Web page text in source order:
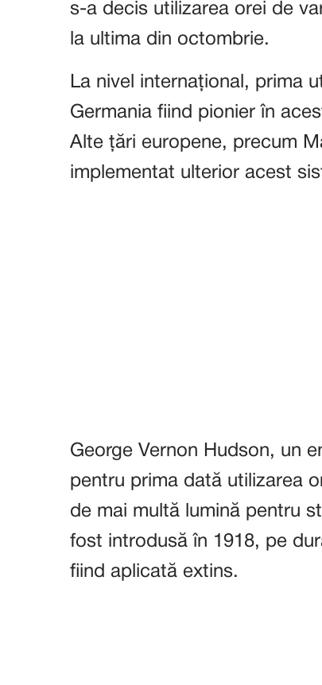
s-a decis utilizarea orei de
la ultima din octombrie.
La nivel internațional, prima
Germania fiind pionier în
Alte țări europene, precum
implementat ulterior acest
George Vernon Hudson, un
pentru prima dată utilizarea
de mai multă lumină pentru
fost introdusă în 1918, pe
fiind aplicată extins.